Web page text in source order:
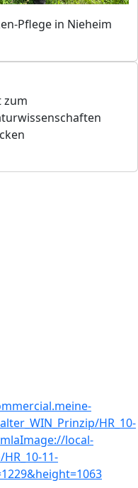
Pflege in Nieheim
zum